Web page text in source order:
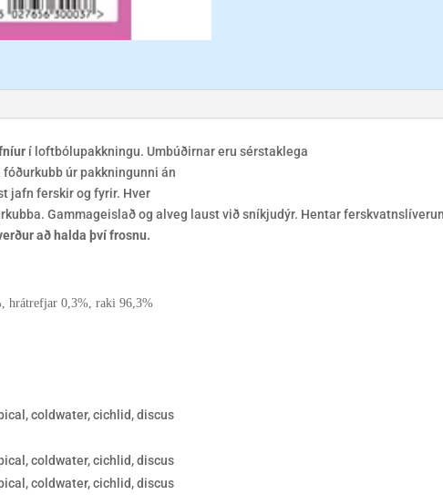
í loftbólupakkningu. Umbúðirnar eru sérstaklega
úr pakkningunni án
jafn ferskir og fyrir. Hver
Gammageislað og alveg laust við sníkjudýr. Hentar
að halda því frosnu.
hrátrefjar 0,3%, raki 96,3%
coldwater, cichlid, discus
coldwater, cichlid, discus
coldwater, cichlid, discus